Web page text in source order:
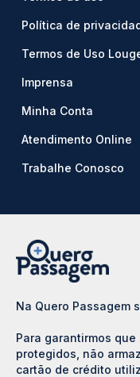
Política de
Termos de Uso
Imprensa
Minha Conta
Atendimento Online
Trabalhe Conosco
Na Quero Passagem
Para garantirmos
protegidos, não
cartão de crédito